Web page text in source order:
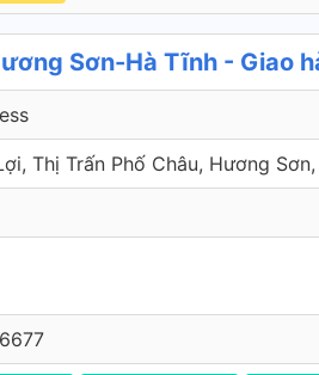
Sơn-Hà Tĩnh - Giao
Thị Trấn Phố Châu, Hương